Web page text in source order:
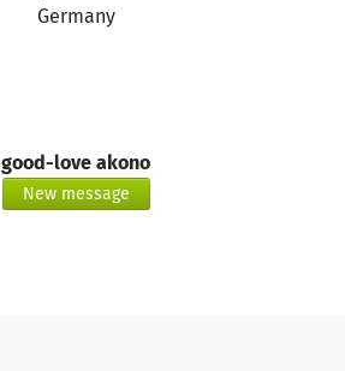
Germany
good-love akono
New message